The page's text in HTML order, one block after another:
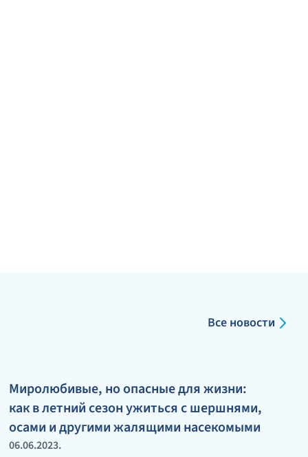
Все новости
Миролюбивые, но опасные для жизни:
как в летний сезон ужиться с шершнями,
осами и другими жалящими насекомыми
06.06.2023.